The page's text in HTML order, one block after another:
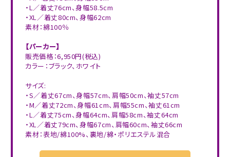
・L／着丈76cm、身幅58.5cm
・XL／着丈80cm、身幅62cm
素材：綿100％
【パーカー】
販売価格：6,950円(税込)
カラー：ブラック、ホワイト
サイズ:
・S／着丈67cm、身幅57cm、肩幅50cm、袖丈57cm
・M／着丈72cm、身幅61cm、肩幅55cm、袖丈61cm
・L／着丈75cm、身幅64cm、肩幅58cm、袖丈64cm
・XL／着丈79cm、身幅67cm、肩幅60cm、袖丈66cm
素材：表地/綿100%、裏地/綿・ポリエステル混合